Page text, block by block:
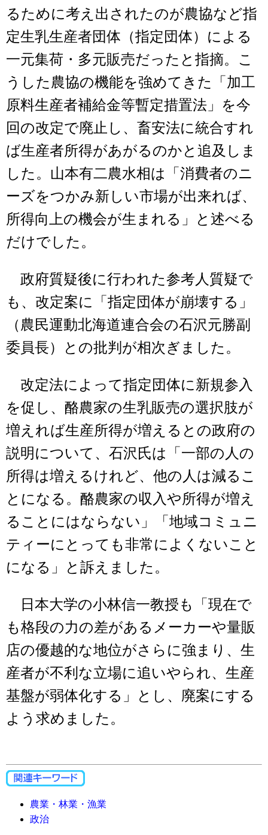
るために考え出されたのが農協など指
定生乳生産者団体（指定団体）による
一元集荷・多元販売だったと指摘。こ
うした農協の機能を強めてきた「加工
原料生産者補給金等暫定措置法」を今
回の改定で廃止し、畜安法に統合すれ
ば生産者所得があがるのかと追及しま
した。山本有二農水相は「消費者のニ
ーズをつかみ新しい市場が出来れば、
所得向上の機会が生まれる」と述べる
だけでした。
政府質疑後に行われた参考人質疑で
も、改定案に「指定団体が崩壊する」
（農民運動北海道連合会の石沢元勝副
委員長）との批判が相次ぎました。
改定法によって指定団体に新規参入
を促し、酪農家の生乳販売の選択肢が
増えれば生産所得が増えるとの政府の
説明について、石沢氏は「一部の人の
所得は増えるけれど、他の人は減るこ
とになる。酪農家の収入や所得が増え
ることにはならない」「地域コミュニ
ティーにとっても非常によくないこと
になる」と訴えました。
日本大学の小林信一教授も「現在で
も格段の力の差があるメーカーや量販
店の優越的な地位がさらに強まり、生
産者が不利な立場に追いやられ、生産
基盤が弱体化する」とし、廃案にする
よう求めました。
農業・林業・漁業
政治